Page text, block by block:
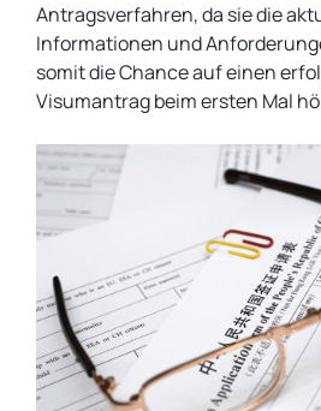
Antragsverfahren, da sie die
Informationen und
somit die Chance auf einen
Visumantrag beim ersten Mal